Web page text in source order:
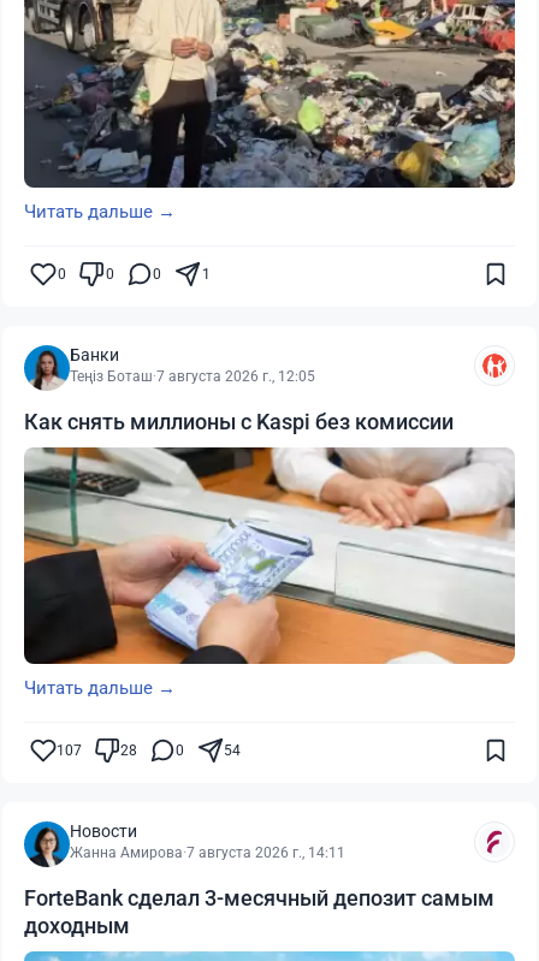
Читать дальше →
0 0 0 1
Банки
Теңіз Боташ·7 августа 2026 г., 12:05
Как снять миллионы с Kaspi без комиссии
Читать дальше →
107 28 0 54
Новости
Жанна Амирова·7 августа 2026 г., 14:11
ForteBank сделал 3-месячный депозит самым
доходным